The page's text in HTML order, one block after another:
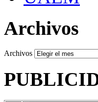
Archivos
Archivos